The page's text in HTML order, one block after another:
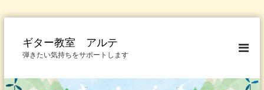
へ
ギター教室 アルテ
弾きたい気持ちをサポートします